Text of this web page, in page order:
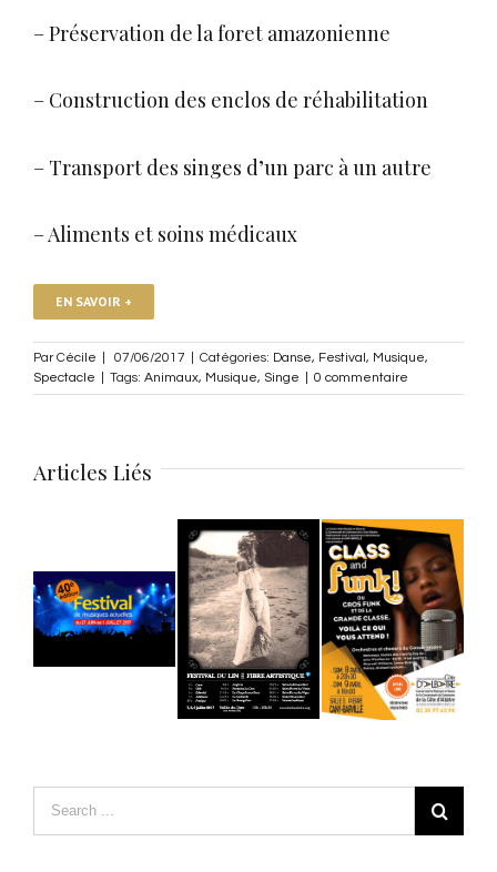
– Préservation de la foret amazonienne
– Construction des enclos de réhabilitation
– Transport des singes d’un parc à un autre
– Aliments et soins médicaux
EN SAVOIR +
ParCécile 07/06/2017 Catégories: Danse, Festival, Musique,
Spectacle
Tags: Animaux, Musique, Singe 0 commentaire
Articles Liés
Blainville
Festival du
lin et de la
Class and
Funk